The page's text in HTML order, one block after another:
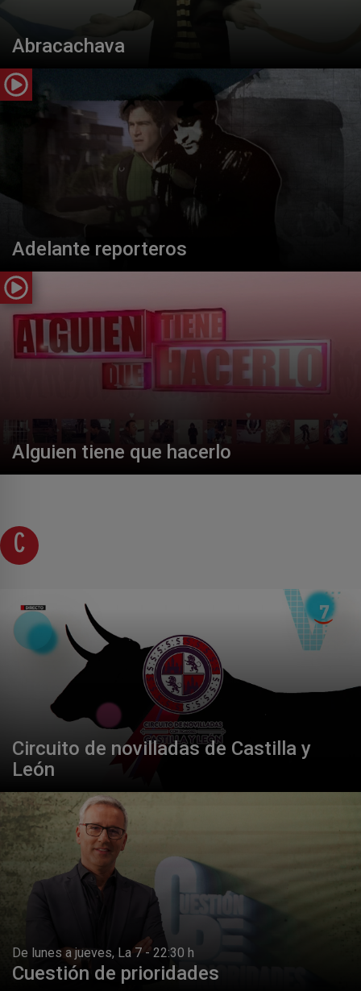
Abracachava
Adelante reporteros
Alguien tiene que hacerlo
C
Circuito de novilladas de Castilla y
León
De lunes a jueves, La 7 - 22:30 h
Cuestión de prioridades